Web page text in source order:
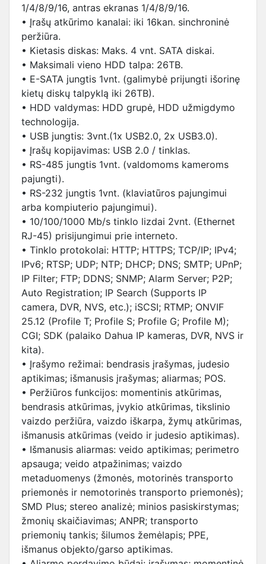
1/4/8/9/16, antras ekranas 1/4/8/9/16.
• Įrašų atkūrimo kanalai: iki 16kan. sinchroninė
peržiūra.
• Kietasis diskas: Maks. 4 vnt. SATA diskai.
• Maksimali vieno HDD talpa: 26TB.
• E-SATA jungtis 1vnt. (galimybė prijungti išorinę
kietų diskų talpyklą iki 26TB).
• HDD valdymas: HDD grupė, HDD užmigdymo
technologija.
• USB jungtis: 3vnt.(1x USB2.0, 2x USB3.0).
• Įrašų kopijavimas: USB 2.0 / tinklas.
• RS-485 jungtis 1vnt. (valdomoms kameroms
pajungti).
• RS-232 jungtis 1vnt. (klaviatūros pajungimui
arba kompiuterio pajungimui).
• 10/100/1000 Mb/s tinklo lizdai 2vnt. (Ethernet
RJ-45) prisijungimui prie interneto.
• Tinklo protokolai: HTTP; HTTPS; TCP/IP; IPv4;
IPv6; RTSP; UDP; NTP; DHCP; DNS; SMTP; UPnP;
IP Filter; FTP; DDNS; SNMP; Alarm Server; P2P;
Auto Registration; IP Search (Supports IP
camera, DVR, NVS, etc.); iSCSI; RTMP; ONVIF
25.12 (Profile T; Profile S; Profile G; Profile M);
CGI; SDK (palaiko Dahua IP kameras, DVR, NVS ir
kita).
• Įrašymo režimai: bendrasis įrašymas, judesio
aptikimas; išmanusis įrašymas; aliarmas; POS.
• Peržiūros funkcijos: momentinis atkūrimas,
bendrasis atkūrimas, įvykio atkūrimas, tikslinio
vaizdo peržiūra, vaizdo iškarpa, žymų atkūrimas,
išmanusis atkūrimas (veido ir judesio aptikimas).
• Išmanusis aliarmas: veido aptikimas; perimetro
apsauga; veido atpažinimas; vaizdo
metaduomenys (žmonės, motorinės transporto
priemonės ir nemotorinės transporto priemonės);
SMD Plus; stereo analizė; minios pasiskirstymas;
žmonių skaičiavimas; ANPR; transporto
priemonių tankis; šilumos žemėlapis; PPE,
išmanus objekto/garso aptikimas.